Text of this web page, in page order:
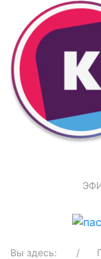
Вы здесь: